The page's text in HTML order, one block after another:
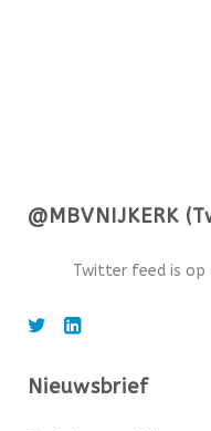
@MBVNIJKERK
Twitter feed is op
Nieuwsbrief